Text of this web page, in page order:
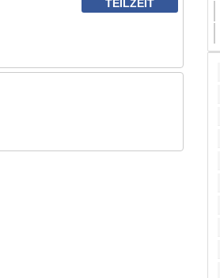
TEILZEIT